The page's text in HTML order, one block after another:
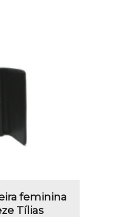
feminina
Tílias